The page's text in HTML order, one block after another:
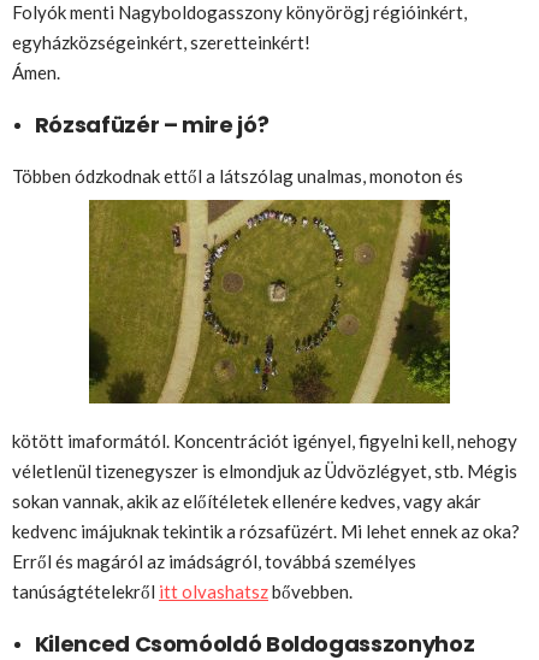
Folyók menti Nagyboldogasszony könyörögj régióinkért,
egyházközségeinkért, szeretteinkért!
Ámen.
Rózsafüzér – mire jó?
Többen ódzkodnak ettől a látszólag unalmas, monoton és
kötött imaformától. Koncentrációt igényel, figyelni kell, nehogy
véletlenül tizenegyszer is elmondjuk az Üdvözlégyet, stb. Mégis
sokan vannak, akik az előítéletek ellenére kedves, vagy akár
kedvenc imájuknak tekintik a rózsafüzért. Mi lehet ennek az oka?
Erről és magáról az imádságról, továbbá személyes
tanúságtételekről itt olvashatszbővebben.
Kilenced Csomóoldó Boldogasszonyhoz